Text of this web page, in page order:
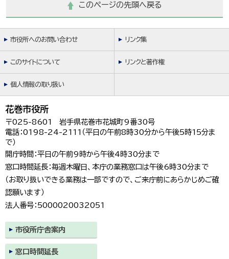
このページの先頭へ戻る
市役所へのお問い合わせ リンク集
このサイトについて リンクと著作権
個人情報の取り扱い
花巻市役所
〒025-8601 岩手県花巻市花城町9番30号
電話：0198-24-2111（平日の午前8時30分から午後5時15分ま
で）
開庁時間：平日の午前9時から午後4時30分まで
窓口時間延長：毎週木曜日、本庁の業務窓口は午後6時30分まで
（お取り扱いできる業務は一部ですので、ご来庁前にあらかじめご確
認願います）
法人番号：5000020032051
市役所庁舎案内
窓口時間延長